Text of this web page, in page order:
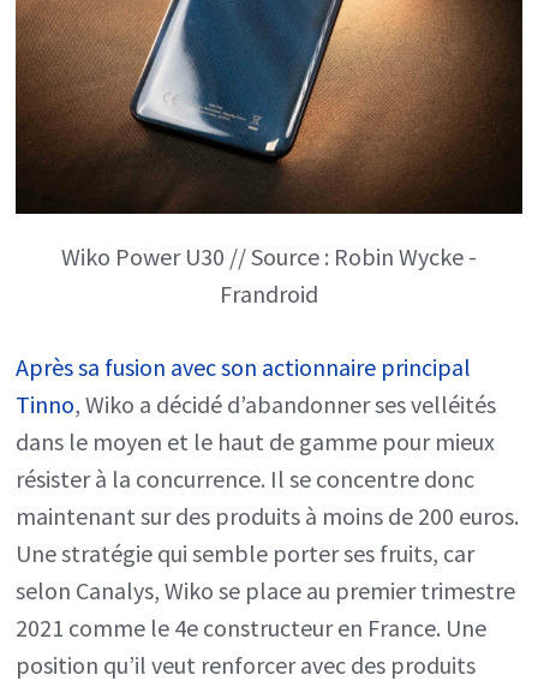
Wiko Power U30 // Source : Robin Wycke -
Frandroid
Après sa fusion avec son actionnaire principal
Tinno, Wiko a décidé d’abandonner ses velléités
dans le moyen et le haut de gamme pour mieux
résister à la concurrence. Il se concentre donc
maintenant sur des produits à moins de 200 euros.
Une stratégie qui semble porter ses fruits, car
selon Canalys, Wiko se place au premier trimestre
2021 comme le 4e constructeur en France. Une
position qu’il veut renforcer avec des produits